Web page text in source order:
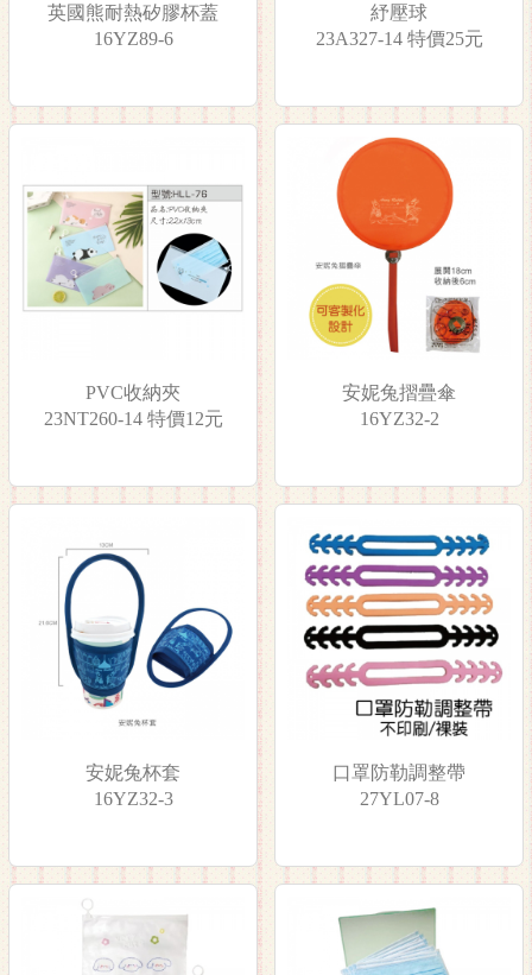
英國熊耐熱矽膠杯蓋
16YZ89-6
紓壓球
23A327-14 特價25元
PVC收納夾
23NT260-14 特價12元
安妮兔摺疊傘
16YZ32-2
安妮兔杯套
16YZ32-3
口罩防勒調整帶
27YL07-8